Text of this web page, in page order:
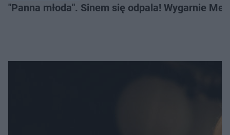
"Panna młoda". Sinem się odpala! Wygarnie